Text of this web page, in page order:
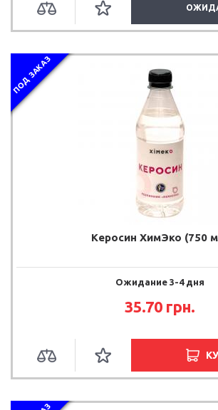
ПОД ЗАКАЗ
Керосин ХимЭко (750
Ожидание 3-4 дня
35.70 грн.